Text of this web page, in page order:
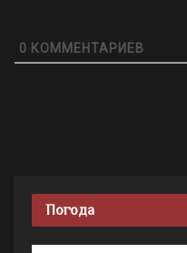
0 КОММЕНТАРИЕВ
Погода